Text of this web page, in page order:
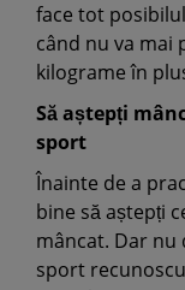
face tot
când nu va mai
kilograme în
Să aștepți
sport
Înainte de a
bine să aștepți
mâncat. Dar
sport